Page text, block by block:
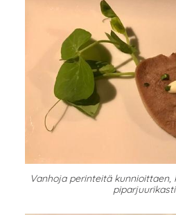
Vanhoja perinteitä